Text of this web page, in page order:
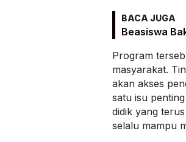
BACA JUGA
Beasiswa
Program
masyarakat.
akan akses
satu isu
didik yang
selalu mampu